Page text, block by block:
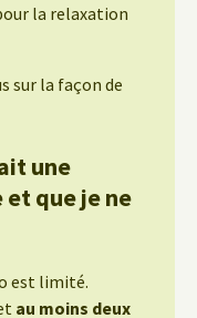
la relaxation
sur la façon de
une
que je ne
est limité.
au moins deux